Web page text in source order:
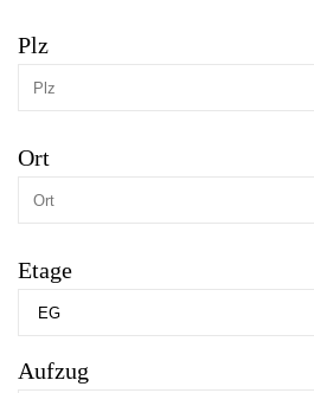
Plz
Ort
Etage
Aufzug